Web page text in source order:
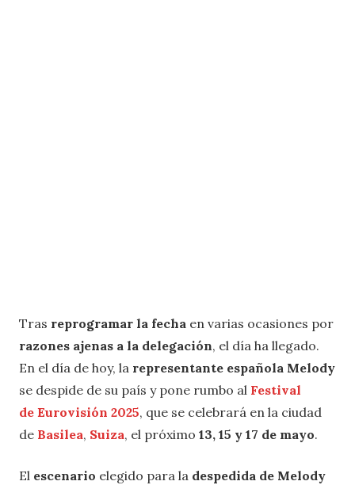
Tras reprogramar la fecha en varias ocasiones por
razones ajenas a la delegación, el día ha llegado.
En el día de hoy, la representante española Melody
se despide de su país y pone rumbo al Festival
de Eurovisión 2025, que se celebrará en la ciudad
de Basilea, Suiza, el próximo 13, 15 y 17 de mayo.
El escenario elegido para la despedida de Melody